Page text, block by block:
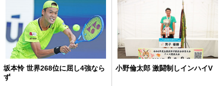
坂本怜 世界268位に屈し4強なら
ず
小野倫太郎 激闘制しインハイV